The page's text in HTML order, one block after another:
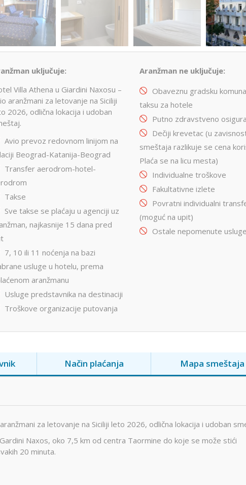
uključuje:
Villa Athena u Giardini Naxosu –
aranžmani za letovanje na Siciliji
2026, odlična lokacija i udoban
Avio prevoz redovnom linijom na
Beograd-Katanija-Beograd
Transfer aerodrom-hotel-
Takse
Sve takse se plaćaju u agenciji uz
najkasnije 15 dana pred
7, 10 ili 11 noćenja na bazi
usluge u hotelu, prema
aranžmanu
Usluge predstavnika na destinaciji
Troškove organizacije putovanja
Aranžman ne uključuje:
Obaveznu gradsku
taksu za hotele
Putno zdravstveno
Dečiji krevetac (u
smeštaja razlikuje se cena
Plaća se na licu mesta)
Individualne troškove
Fakultativne izlete
Povratni individualni
(moguć na upit)
Ostale nepomenute usluge
Način plaćanja Mapa smeštaja
za letovanje na Siciliji leto 2026, odlična lokacija i udoban
Naxos, oko 7,5 km od centra Taormine do koje se može stići
20 minuta.